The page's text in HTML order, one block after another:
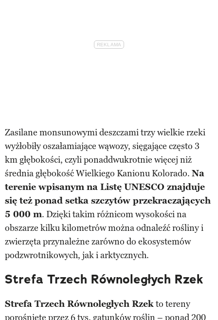
Zasilane monsunowymi deszczami trzy wielkie rzeki
wyżłobiły oszałamiające wąwozy, sięgające często 3
km głębokości, czyli ponaddwukrotnie więcej niż
średnia głębokość Wielkiego Kanionu Kolorado. Na
terenie wpisanym na Listę UNESCO znajduje
się też ponad setka szczytów przekraczających
5 000 m. Dzięki takim różnicom wysokości na
obszarze kilku kilometrów można odnaleźć rośliny i
zwierzęta przynależne zarówno do ekosystemów
podzwrotnikowych, jak i arktycznych.
Strefa Trzech Równoległych Rzek
Strefa Trzech Równoległych Rzekto tereny
porośnięte przez 6 tys. gatunków roślin – ponad 200